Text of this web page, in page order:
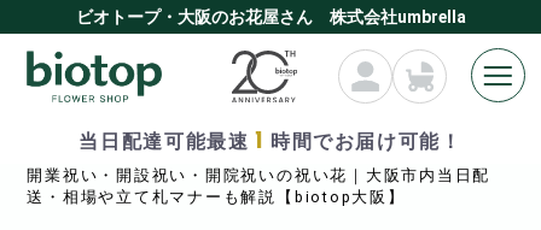
ビオトープ・大阪のお花屋さん 株式会社umbrella
当日配達可能最速 1 時間でお届け可能！
開業祝い・開設祝い・開院祝いの祝い花｜大阪市内当日配
送・相場や立て札マナーも解説【biotop大阪】